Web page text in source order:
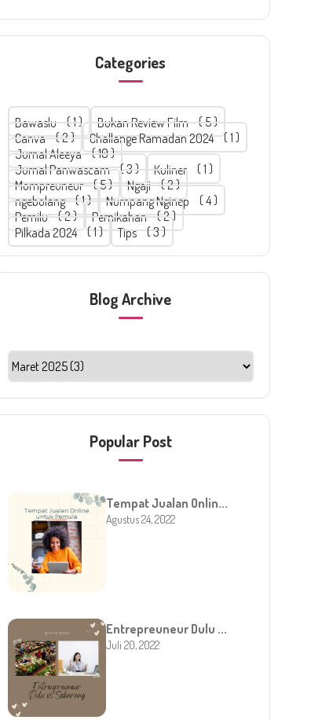
Categories
Bawaslu 1 Bukan Review Film
5
Canva
2 Challange Ramadan 2024
1
Jurnal Aleeya
10
Jurnal Panwascam
3 Kuliner
1
Mompreuneur
5 Ngaji
2
ngebolang
1 Numpang Nginep
4
Pemilu
2 Pernikahan
2
Pilkada 2024
1 Tips 3
Blog Archive
Popular Post
Tempat Jualan Onlin...
Agustus 24, 2022
Entrepreuneur Dulu ...
Juli 20, 2022